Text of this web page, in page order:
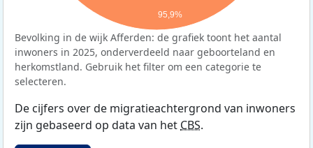
95,9%
Bevolking in de wijk Afferden: de grafiek toont het aantal
inwoners in 2025, onderverdeeld naar geboorteland en
herkomstland. Gebruik het filter om een categorie te
selecteren.
De cijfers over de migratieachtergrond van inwoners
zijn gebaseerd op data van het CBS.